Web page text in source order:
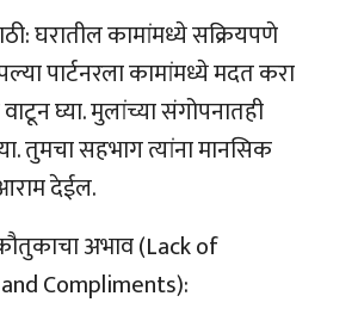
घरातील कामांमध्ये सक्रियपणे
पार्टनरला कामांमध्ये मदत करा
घ्या. मुलांच्या संगोपनातही
तुमचा सहभाग त्यांना मानसिक
देईल.
अभाव (Lack of
Compliments):